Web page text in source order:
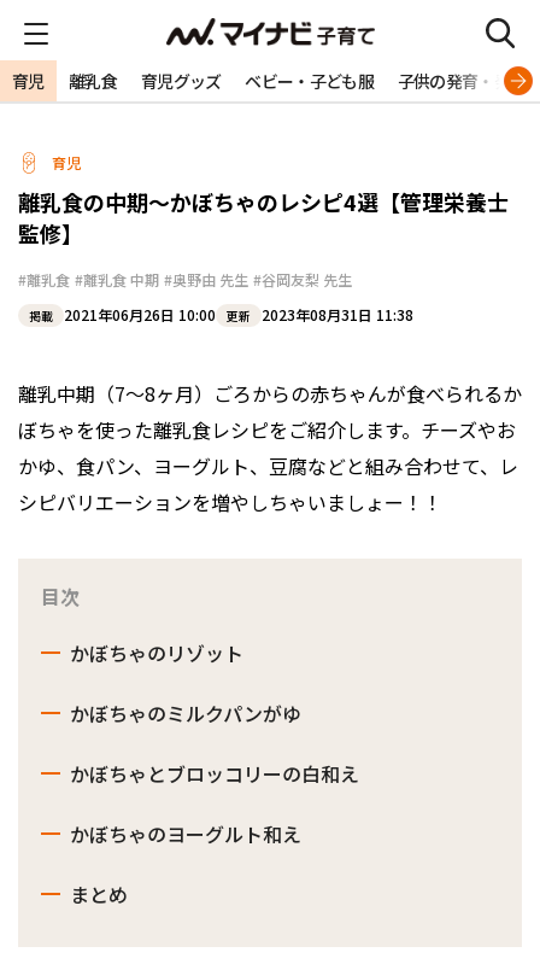
育児 離乳食 育児グッズ ベビー・子ども服 子供の発育・発達
育児
離乳食の中期〜かぼちゃのレシピ4選【管理栄養士
監修】
#離乳食 #離乳食 中期 #奥野由 先生 #谷岡友梨 先生
掲載 2021年06月26日 10:00 更新 2023年08月31日 11:38
離乳中期（7〜8ヶ月）ごろからの赤ちゃんが食べられるか
ぼちゃを使った離乳食レシピをご紹介します。チーズやお
かゆ、食パン、ヨーグルト、豆腐などと組み合わせて、レ
シピバリエーションを増やしちゃいましょー！！
目次
かぼちゃのリゾット
かぼちゃのミルクパンがゆ
かぼちゃとブロッコリーの白和え
かぼちゃのヨーグルト和え
まとめ